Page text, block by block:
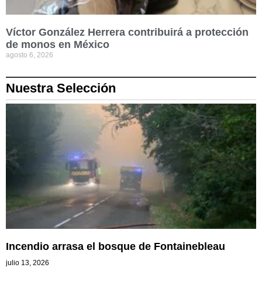
Víctor González Herrera contribuirá a protección
de monos en México
agosto 6, 2026
Nuestra Selección
Incendio arrasa el bosque de Fontainebleau
julio 13, 2026